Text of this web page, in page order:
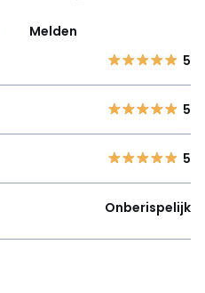
Melden
5
5
5
Onberispelijk